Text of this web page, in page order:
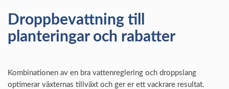
Droppbevattning till
planteringar och rabatter
Kombinationen av en bra vattenreglering och droppslang
optimerar växternas tillväxt och ger er ett vackrare resultat.